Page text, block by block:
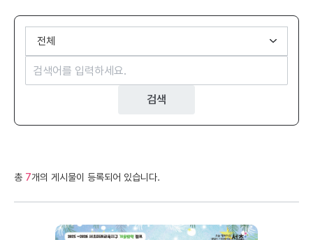
검색
총 7개의 게시물이 등록되어 있습니다.